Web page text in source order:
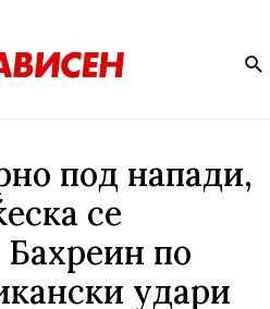
под напади,
се
Бахреин по
удари